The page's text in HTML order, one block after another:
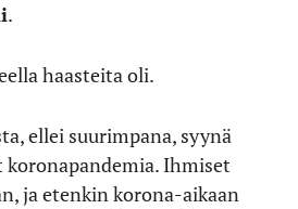
.
haasteita oli.
ellei suurimpana, syynä
Ihmiset
ja etenkin korona-aikaan